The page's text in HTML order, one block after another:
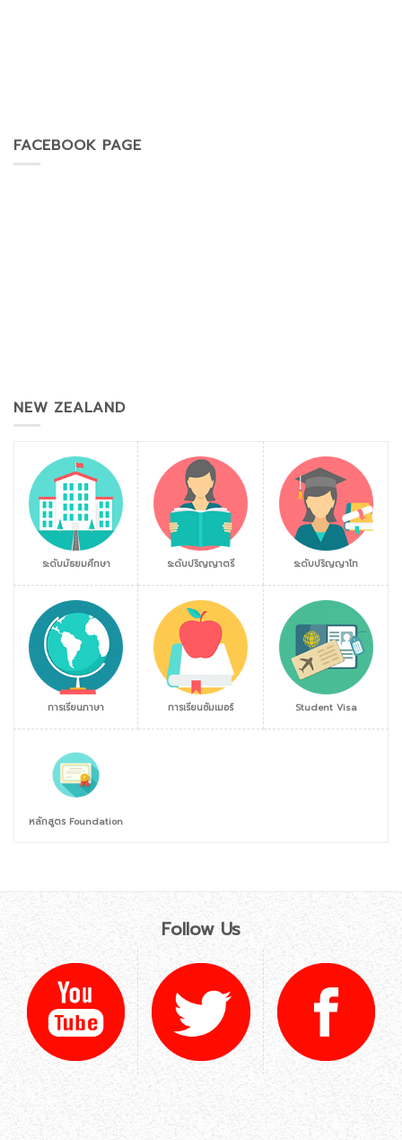
FACEBOOK PAGE
NEW ZEALAND
ระดับมัธยมศึกษา ระดับปริญญาตรี ระดับปริญญาโท
การเรียนภาษา การเรียนซัมเมอร์ Student Visa
หลักสูตร Foundation
Follow Us